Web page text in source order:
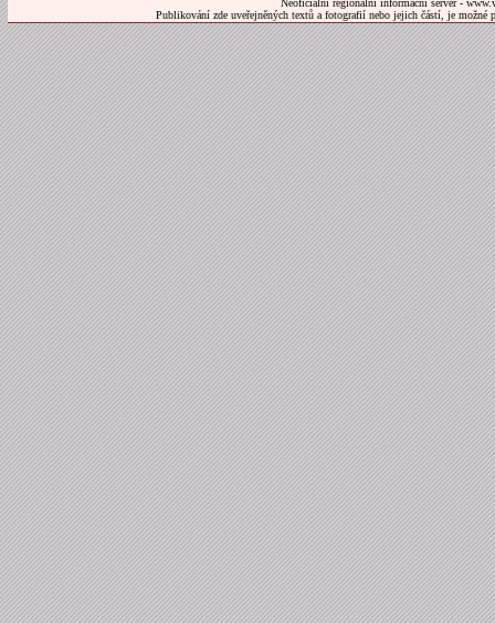
Neoficiální regionální informační server -
Publikování zde uveřejněných textů a fotografií nebo jejich částí, je možné